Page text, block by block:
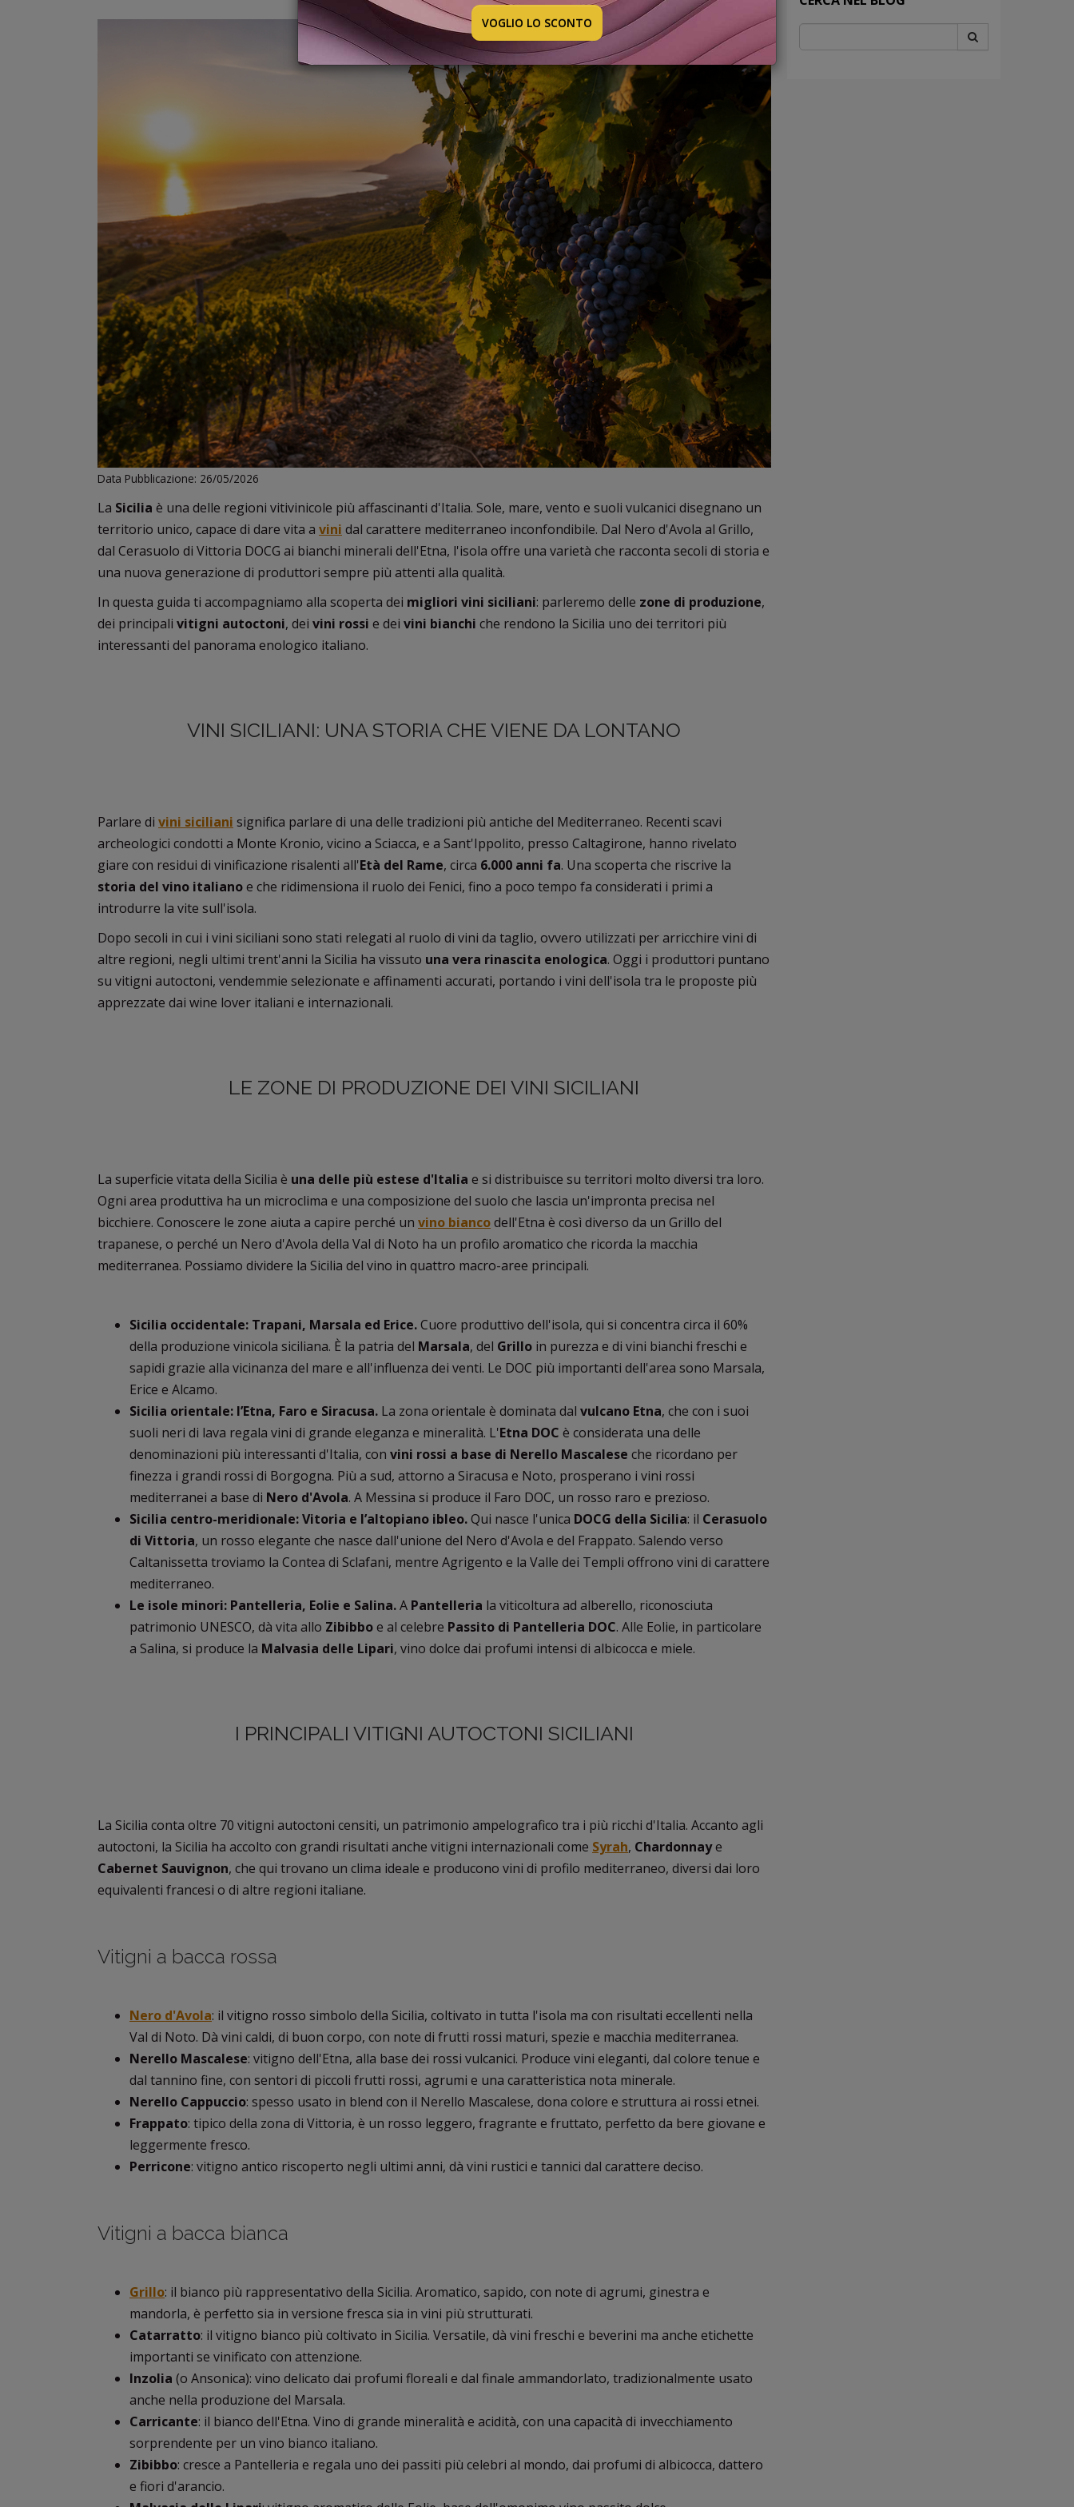
Data Pubblicazione: 26/05/2026
La Sicilia è una delle regioni vitivinicole più affascinanti d'Italia. Sole, mare, vento e suoli vulcanici disegnano un
territorio unico, capace di dare vita a vini dal carattere mediterraneo inconfondibile. Dal Nero d'Avola al Grillo,
dal Cerasuolo di Vittoria DOCG ai bianchi minerali dell'Etna, l'isola offre una varietà che racconta secoli di storia e
una nuova generazione di produttori sempre più attenti alla qualità.
In questa guida ti accompagniamo alla scoperta dei migliori vini siciliani: parleremo delle zone di produzione,
dei principali vitigni autoctoni, dei vini rossi e dei vini bianchi che rendono la Sicilia uno dei territori più
interessanti del panorama enologico italiano.
VINI SICILIANI: UNA STORIA CHE VIENE DA LONTANO
Parlare di vini siciliani significa parlare di una delle tradizioni più antiche del Mediterraneo. Recenti scavi
archeologici condotti a Monte Kronio, vicino a Sciacca, e a Sant'Ippolito, presso Caltagirone, hanno rivelato
giare con residui di vinificazione risalenti all'Età del Rame, circa 6.000 anni fa. Una scoperta che riscrive la
storia del vino italianoe che ridimensiona il ruolo dei Fenici, fino a poco tempo fa considerati i primi a
introdurre la vite sull'isola.
Dopo secoli in cui i vini siciliani sono stati relegati al ruolo di vini da taglio, ovvero utilizzati per arricchire vini di
altre regioni, negli ultimi trent'anni la Sicilia ha vissuto una vera rinascita enologica. Oggi i produttori puntano
su vitigni autoctoni, vendemmie selezionate e affinamenti accurati, portando i vini dell'isola tra le proposte più
apprezzate dai wine lover italiani e internazionali.
LE ZONE DI PRODUZIONE DEI VINI SICILIANI
La superficie vitata della Sicilia è una delle più estese d'Italia e si distribuisce su territori molto diversi tra loro.
Ogni area produttiva ha un microclima e una composizione del suolo che lascia un'impronta precisa nel
bicchiere. Conoscere le zone aiuta a capire perché un vino biancodell'Etna è così diverso da un Grillo del
trapanese, o perché un Nero d'Avola della Val di Noto ha un profilo aromatico che ricorda la macchia
mediterranea. Possiamo dividere la Sicilia del vino in quattro macro-aree principali.
Sicilia occidentale: Trapani, Marsala ed Erice.Cuore produttivo dell'isola, qui si concentra circa il 60%
della produzione vinicola siciliana. È la patria del Marsala, del Grillo in purezza e di vini bianchi freschi e
sapidi grazie alla vicinanza del mare e all'influenza dei venti. Le DOC più importanti dell'area sono Marsala,
Erice e Alcamo.
Sicilia orientale: l’Etna, Faro e Siracusa. La zona orientale è dominata dal vulcano Etna, che con i suoi
suoli neri di lava regala vini di grande eleganza e mineralità. L'Etna DOC è considerata una delle
denominazioni più interessanti d'Italia, con vini rossi a base di Nerello Mascalese che ricordano per
finezza i grandi rossi di Borgogna. Più a sud, attorno a Siracusa e Noto, prosperano i vini rossi
mediterranei a base di Nero d'Avola. A Messina si produce il Faro DOC, un rosso raro e prezioso.
Sicilia centro-meridionale: Vitoria e l’altopiano ibleo.Qui nasce l'unica DOCG della Sicilia: il Cerasuolo
di Vittoria, un rosso elegante che nasce dall'unione del Nero d'Avola e del Frappato. Salendo verso
Caltanissetta troviamo la Contea di Sclafani, mentre Agrigento e la Valle dei Templi offrono vini di carattere
mediterraneo.
Le isole minori: Pantelleria, Eolie e Salina.A Pantelleria la viticoltura ad alberello, riconosciuta
patrimonio UNESCO, dà vita allo Zibibboe al celebre Passito di Pantelleria DOC. Alle Eolie, in particolare
a Salina, si produce la Malvasia delle Lipari, vino dolce dai profumi intensi di albicocca e miele.
I PRINCIPALI VITIGNI AUTOCTONI SICILIANI
La Sicilia conta oltre 70 vitigni autoctoni censiti, un patrimonio ampelografico tra i più ricchi d'Italia. Accanto agli
autoctoni, la Sicilia ha accolto con grandi risultati anche vitigni internazionali come Syrah, Chardonnaye
Cabernet Sauvignon, che qui trovano un clima ideale e producono vini di profilo mediterraneo, diversi dai loro
equivalenti francesi o di altre regioni italiane.
Vitigni a bacca rossa
Nero d'Avola: il vitigno rosso simbolo della Sicilia, coltivato in tutta l'isola ma con risultati eccellenti nella
Val di Noto. Dà vini caldi, di buon corpo, con note di frutti rossi maturi, spezie e macchia mediterranea.
Nerello Mascalese: vitigno dell'Etna, alla base dei rossi vulcanici. Produce vini eleganti, dal colore tenue e
dal tannino fine, con sentori di piccoli frutti rossi, agrumi e una caratteristica nota minerale.
Nerello Cappuccio: spesso usato in blend con il Nerello Mascalese, dona colore e struttura ai rossi etnei.
Frappato: tipico della zona di Vittoria, è un rosso leggero, fragrante e fruttato, perfetto da bere giovane e
leggermente fresco.
Perricone: vitigno antico riscoperto negli ultimi anni, dà vini rustici e tannici dal carattere deciso.
Vitigni a bacca bianca
Grillo: il bianco più rappresentativo della Sicilia. Aromatico, sapido, con note di agrumi, ginestra e
mandorla, è perfetto sia in versione fresca sia in vini più strutturati.
Catarratto: il vitigno bianco più coltivato in Sicilia. Versatile, dà vini freschi e beverini ma anche etichette
importanti se vinificato con attenzione.
Inzolia (o Ansonica): vino delicato dai profumi floreali e dal finale ammandorlato, tradizionalmente usato
anche nella produzione del Marsala.
Carricante: il bianco dell'Etna. Vino di grande mineralità e acidità, con una capacità di invecchiamento
sorprendente per un vino bianco italiano.
Zibibbo: cresce a Pantelleria e regala uno dei passiti più celebri al mondo, dai profumi di albicocca, dattero
e fiori d'arancio.
VOGLIO LO SCONTO